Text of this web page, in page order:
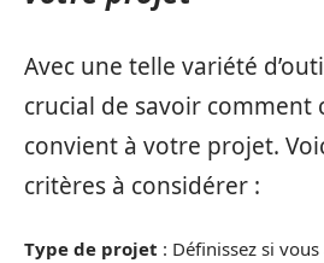
Avec une telle variété
crucial de savoir comment
convient à votre projet.
critères à considérer :
Type de projet : Définissez si